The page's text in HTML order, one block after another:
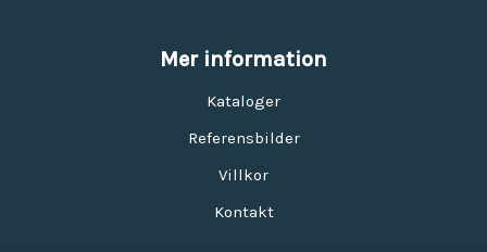
Mer information
Kataloger
Referensbilder
Villkor
Kontakt